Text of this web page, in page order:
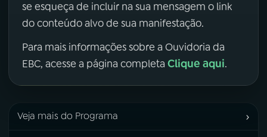
se esqueça de incluir na sua mensagem o link
do conteúdo alvo de sua manifestação.
Para mais informações sobre a Ouvidoria da
EBC, acesse a página completa Clique aqui.
Veja mais do Programa ›